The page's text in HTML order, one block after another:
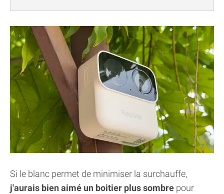
Si le blanc permet de minimiser la surchauffe,
j'aurais bien aimé un boitier plus sombre pour